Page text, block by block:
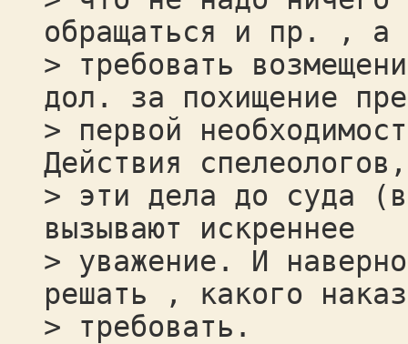
обращаться и пр. , а
> требовать
дол. за похищение
> первой
Действия
> эти дела до суда
вызывают искреннее
> уважение. И
решать , какого
> требовать.